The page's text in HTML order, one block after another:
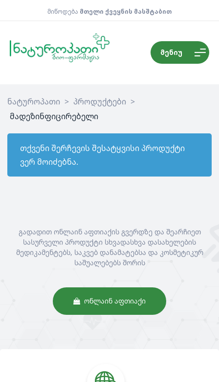
მიწოდება მთელი ქვეყნის მასშტაბით
მენიუ
ნატუროპათი > პროდუქტები >
მადეზინფიცირებელი
თქვენი შერჩევის შესატყვისი პროდუქტი
ვერ მოიძებნა.
გადადით ონლაინ აფთიაქის გვერდზე და შეარჩიეთ
სასურველი პროდუქტი სხვადასხვა დასახელების
მედიკამენტებს, საკვებ დანამატებსა და კოსმეტიკურ
საშუალებებს შორის
ᲝᲜᲚᲐᲘᲜ ᲐᲤᲗᲘᲐᲥᲘ